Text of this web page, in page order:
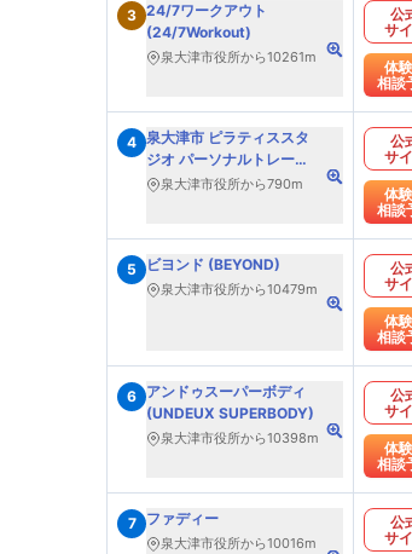
3 24/7ワークアウト
(24/7Workout)
泉大津市役所から10261m
公
サ
体
相談
4 泉大津市 ピラティススタ
ジオ パーソナルトレーニ
ング フィットネスサロン
泉大津市役所から790m
公
サ
体
相談
5 ビヨンド (BEYOND)
泉大津市役所から10479m
公
サ
体
相談
6 アンドゥスーパーボディ
(UNDEUX SUPERBODY)
泉大津市役所から10398m
公
サ
体
相談
7 ファディー
泉大津市役所から10016m
公
サ